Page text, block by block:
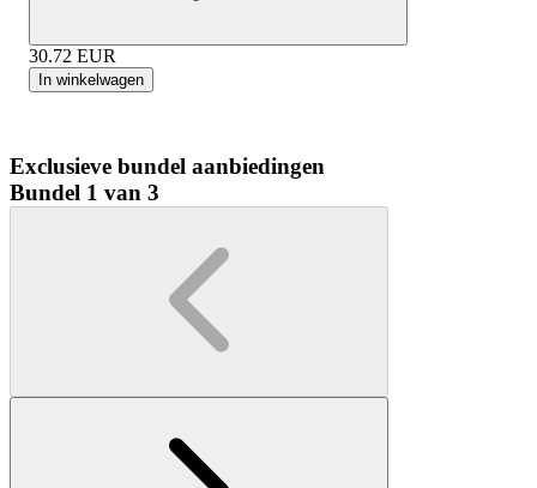
30.72 EUR
In winkelwagen
Exclusieve bundel aanbiedingen
Bundel 1 van 3